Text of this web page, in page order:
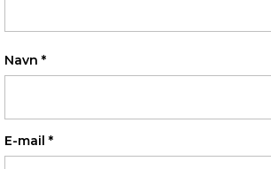
Navn *
E-mail *